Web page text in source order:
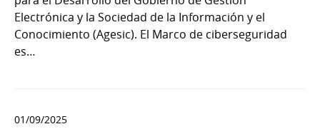
Electrónica y la Sociedad de la Información y el
Conocimiento (Agesic). El Marco de ciberseguridad
es…
01/09/2025